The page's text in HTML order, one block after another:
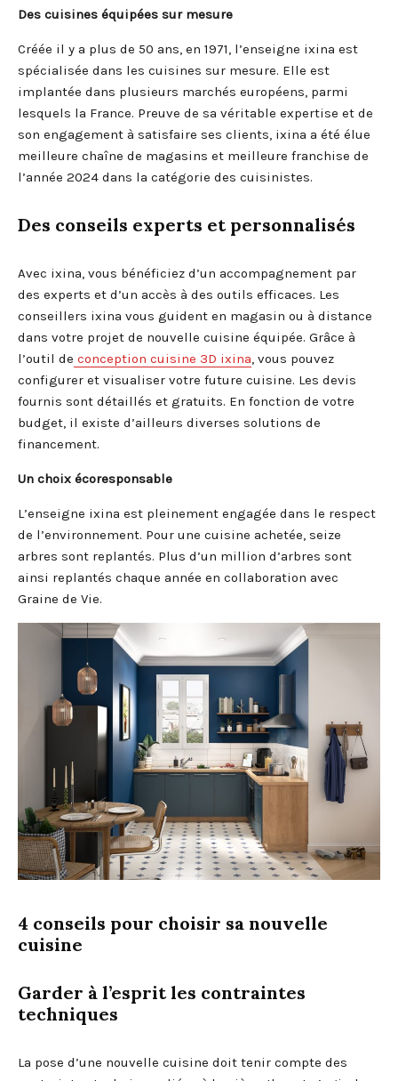
Des cuisines équipées sur mesure
Créée il y a plus de 50 ans, en 1971, l’enseigne ixina est
spécialisée dans les cuisines sur mesure. Elle est
implantée dans plusieurs marchés européens, parmi
lesquels la France. Preuve de sa véritable expertise et de
son engagement à satisfaire ses clients, ixina a été élue
meilleure chaîne de magasins et meilleure franchise de
l’année 2024 dans la catégorie des cuisinistes.
Des conseils experts et personnalisés
Avec ixina, vous bénéficiez d’un accompagnement par
des experts et d’un accès à des outils efficaces. Les
conseillers ixina vous guident en magasin ou à distance
dans votre projet de nouvelle cuisine équipée. Grâce à
l’outil de conception cuisine 3D ixina, vous pouvez
configurer et visualiser votre future cuisine. Les devis
fournis sont détaillés et gratuits. En fonction de votre
budget, il existe d’ailleurs diverses solutions de
financement.
Un choix écoresponsable
L’enseigne ixina est pleinement engagée dans le respect
de l’environnement. Pour une cuisine achetée, seize
arbres sont replantés. Plus d’un million d’arbres sont
ainsi replantés chaque année en collaboration avec
Graine de Vie.
4 conseils pour choisir sa nouvelle
cuisine
Garder à l’esprit les contraintes
techniques
La pose d’une nouvelle cuisine doit tenir compte des